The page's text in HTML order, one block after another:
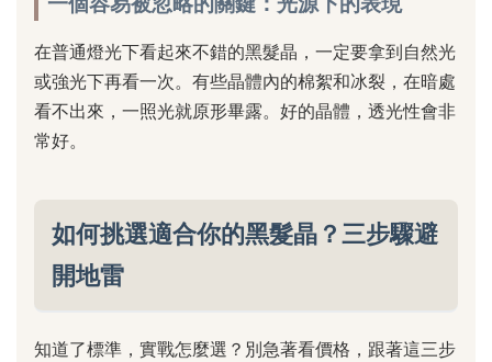
在普通燈光下看起來不錯的黑髮晶，一定要拿到自然光
或強光下再看一次。有些晶體內的棉絮和冰裂，在暗處
看不出來，一照光就原形畢露。好的晶體，透光性會非
常好。
如何挑選適合你的黑髮晶？三步驟避
開地雷
知道了標準，實戰怎麼選？別急著看價格，跟著這三步